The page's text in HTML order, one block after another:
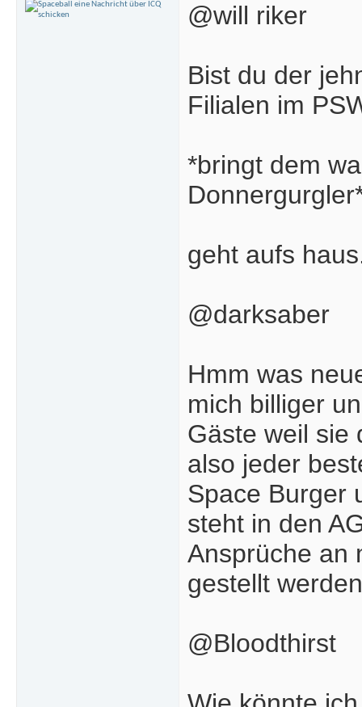
@will riker
Bist du der
Filialen im
*bringt dem
geht aufs
@darksaber
Hmm was
mich billiger
Gäste weil sie
also jeder
Space Burger
steht in den
Ansprüche an
gestellt
@Bloodthirst